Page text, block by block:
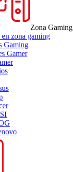
Zona Gaming
zona gaming
Gaming
Gamer